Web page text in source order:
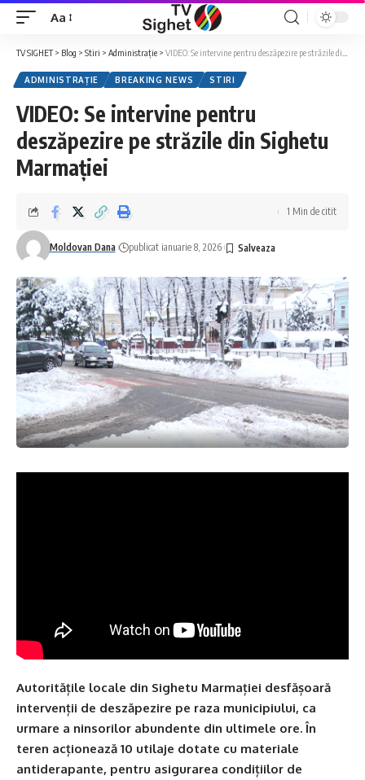
Font
Resizer
Aa
TV SIGHET> Blog > Stiri > Administrație > VIDEO: Se intervine pentru deszăpezire pe străzile din Sighetu Marmației
ADMINISTRAȚIE BREAKING NEWS STIRI
VIDEO: Se intervine pentru
deszăpezire pe străzile din Sighetu
Marmației
Moldovan Dana publicat ianuarie 8, 2026
1 Min de citit
Autoritățile locale din Sighetu Marmației desfășoară
intervenții de deszăpezire pe raza municipiului, ca
urmare a ninsorilor abundente din ultimele ore. În
teren acționează 10 utilaje dotate cu materiale
antiderapante, pentru asigurarea condițiilor de